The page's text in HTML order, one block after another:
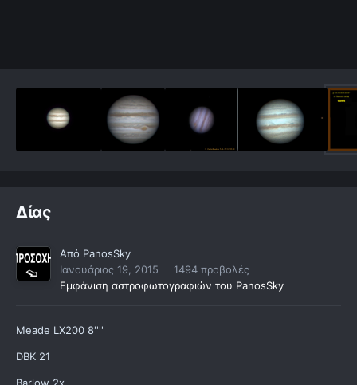
Δίας
Από PanosSky
Ιανουάριος 19, 2015
1494 προβολές
Εμφάνιση αστροφωτογραφιών του PanosSky
Meade LX200 8''''
DBK 21